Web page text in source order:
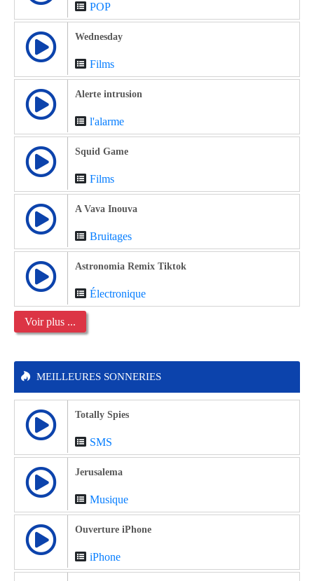
POP
Wednesday
Films
Alerte intrusion
l'alarme
Squid Game
Films
A Vava Inouva
Bruitages
Astronomia Remix Tiktok
Électronique
Voir plus ...
MEILLEURES SONNERIES
Totally Spies
SMS
Jerusalema
Musique
Ouverture iPhone
iPhone